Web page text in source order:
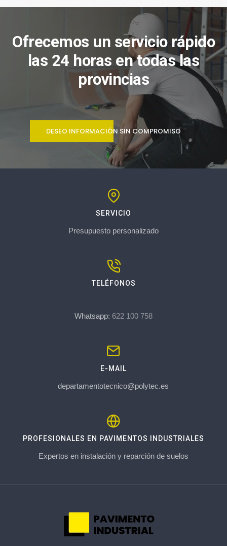
Ofrecemos un servicio rápido
las 24 horas en todas las
provincias
DESEO INFORMACIÓN SIN COMPROMISO
SERVICIO
Presupuesto personalizado
TELÉFONOS
Whatsapp: 622 100 758
E-MAIL
departamentotecnico@polytec.es
PROFESIONALES EN PAVIMENTOS INDUSTRIALES
Expertos en instalación y reparción de suelos